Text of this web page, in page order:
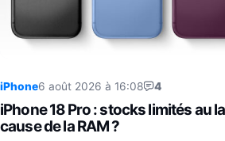
iPhone6 août 2026 à 16:08 4
iPhone 18 Pro : stocks limités au
cause de la RAM ?